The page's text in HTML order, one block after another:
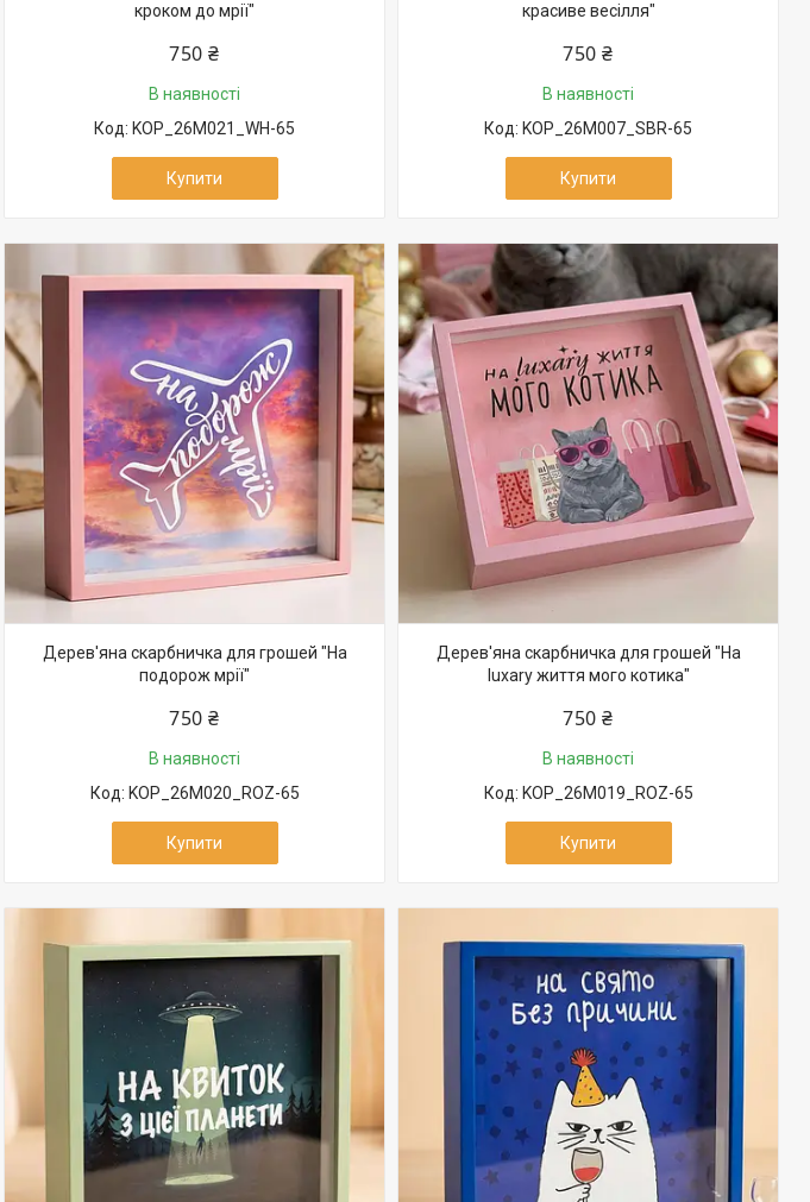
кроком до мрії"
750 ₴
В наявності
KOP_26M021_WH-65
Купити
красиве весілля"
750 ₴
В наявності
KOP_26M007_SBR-65
Купити
Дерев'яна скарбничка для грошей "На
подорож мрії"
750 ₴
В наявності
KOP_26M020_ROZ-65
Купити
Дерев'яна скарбничка для грошей "На
luxary життя мого котика"
750 ₴
В наявності
KOP_26M019_ROZ-65
Купити